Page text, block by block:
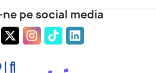
pe social media